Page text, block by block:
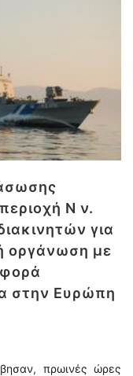
Ν ν.
για
οργάνωση με
στην Ευρώπη
πρωινές ώρες